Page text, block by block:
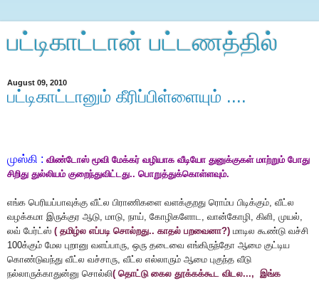
பட்டிகாட்டான் பட்டணத்தில்
August 09, 2010
பட்டிகாட்டானும் கீரிப்பிள்ளையும் ....
முஸ்கி : விண்டோஸ் மூவி மேக்கர் வழியாக வீடியோ துனுக்குகள் மாற்றும் போது
சிறிது துல்லியம் குறைந்துவிட்டது.. பொறுத்துக்கொள்ளவும்.
எங்க பெரியப்பாவுக்கு வீட்ல பிராணிகளை வளக்குறது ரொம்ப பிடிக்கும், வீட்ல
வழக்கமா இருக்குர ஆடு, மாடு, நாய், கோழிகளோட, வான்கோழி, கிளி, முயல்,
லவ் பேர்ட்ஸ் ( தமிழ்ல எப்படி சொல்றது.. காதல் பறவைனா?) மாடில கூண்டு வச்சி
100க்கும் மேல புறானு வளப்பாரு, ஒரு தடைவை எங்கிருந்தோ ஆமை குட்டிய
கொண்டுவந்து வீட்ல வச்சாரு, வீட்ல எல்லாரும் ஆமை புகுந்த வீடு
நல்லாருக்காதுன்னு சொல்லி( தொட்டு கைல தூக்கக்கூட விடல..., இங்க